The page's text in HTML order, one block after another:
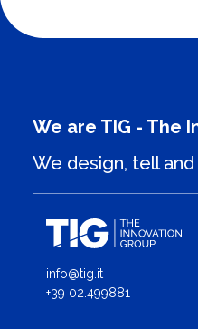
We are TIG - The
We design, tell
info@tig.it
+39 02.499881